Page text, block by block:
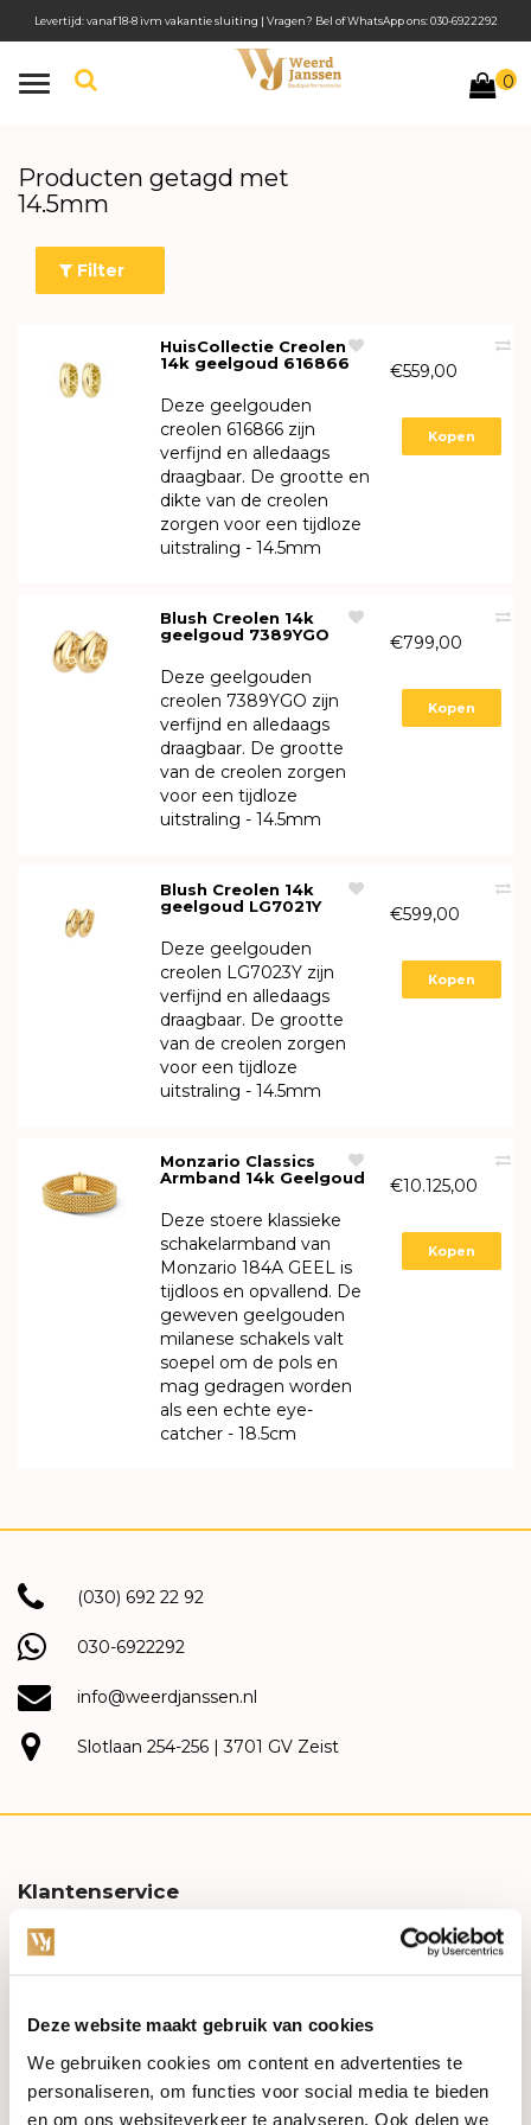
Deze website maakt gebruik van cookies
We gebruiken cookies om content en advertenties te
personaliseren, om functies voor social media te bieden
en om ons websiteverkeer te analyseren. Ook delen we
Toggle
0
Levertijd: vanaf 18-8 ivm vakantie sluiting | Vragen? Bel of WhatsApp ons: 030-6922292
Producten getagd met
14.5mm
Filter
HuisCollectie Creolen
14k geelgoud 616866
Deze geelgouden
creolen 616866 zijn
verfijnd en alledaags
draagbaar. De grootte en
dikte van de creolen
zorgen voor een tijdloze
uitstraling - 14.5mm
€559,00
Kopen
Blush Creolen 14k
geelgoud 7389YGO
Deze geelgouden
creolen 7389YGO zijn
verfijnd en alledaags
draagbaar. De grootte
van de creolen zorgen
voor een tijdloze
uitstraling - 14.5mm
€799,00
Kopen
Blush Creolen 14k
geelgoud LG7021Y
Deze geelgouden
creolen LG7023Y zijn
verfijnd en alledaags
draagbaar. De grootte
van de creolen zorgen
voor een tijdloze
uitstraling - 14.5mm
€599,00
Kopen
Monzario Classics
Armband 14k Geelgoud
Deze stoere klassieke
schakelarmband van
Monzario 184A GEEL is
tijdloos en opvallend. De
geweven geelgouden
milanese schakels valt
soepel om de pols en
mag gedragen worden
als een echte eye-
catcher - 18.5cm
€10.125,00
Kopen
(030) 692 22 92
030-6922292
info@weerdjanssen.nl
Slotlaan 254-256 | 3701 GV Zeist
Klantenservice
Contact
Aanbiedingen
Retourneren